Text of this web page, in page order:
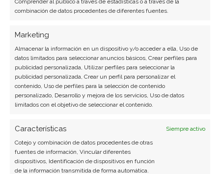
combinación de datos procedentes de diferentes fuentes.
Marketing
Almacenar la información en un dispositivo y/o acceder a ella, Uso de
datos limitados para seleccionar anuncios básicos, Crear perfiles para
publicidad personalizada, Utilizar perfiles para seleccionar la
publicidad personalizada, Crear un perfil para personalizar el
contenido, Uso de perfiles para la selección de contenido
personalizado, Desarrollo y mejora de los servicios, Uso de datos
limitados con el objetivo de seleccionar el contenido.
Características
Siempre activo
Cotejo y combinación de datos procedentes de otras
fuentes de información, Vincular diferentes
dispositivos, Identificación de dispositivos en función
de la información transmitida de forma automática.
Laura Fernández Silva
Analista tecnológica enfocada en innovación digital,
comercio electrónico y aplicaciones móviles.
Colaboradora habitual en medios especializados